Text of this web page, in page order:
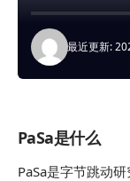
最近更新:
PaSa是什么
PaSa是字节跳动